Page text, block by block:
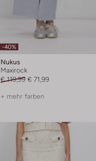
-40%
Nukus
Maxirock
€ 119,99 € 71,99
+ mehr farben